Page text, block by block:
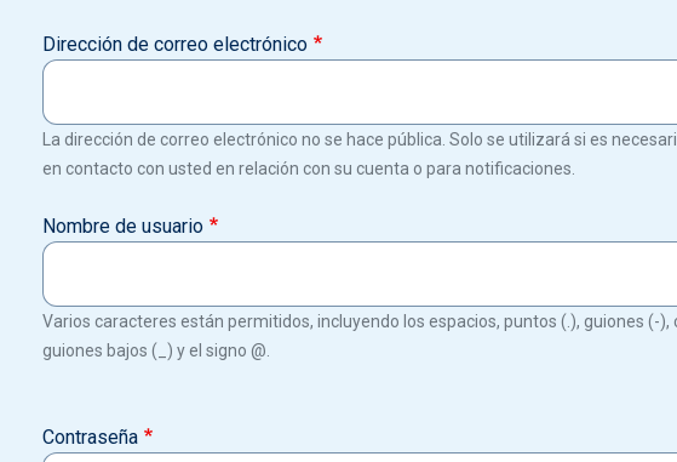
Dirección de correo electrónico
La dirección de correo electrónico no se hace pública. Solo se utilizará si es
en contacto con usted en relación con su cuenta o para notificaciones.
Nombre de usuario
Varios caracteres están permitidos, incluyendo los espacios, puntos (.), guiones (-),
guiones bajos (_) y el signo @.
Contraseña